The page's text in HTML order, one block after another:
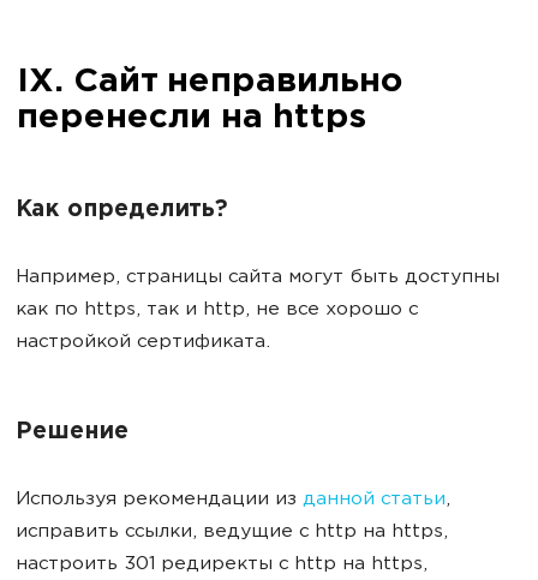
IX. Сайт неправильно
перенесли на https
Как определить?
Например, страницы сайта могут быть доступны
как по https, так и http, не все хорошо с
настройкой сертификата.
Решение
Используя рекомендации из данной статьи,
исправить ссылки, ведущие с http на https,
настроить 301 редиректы с http на https,